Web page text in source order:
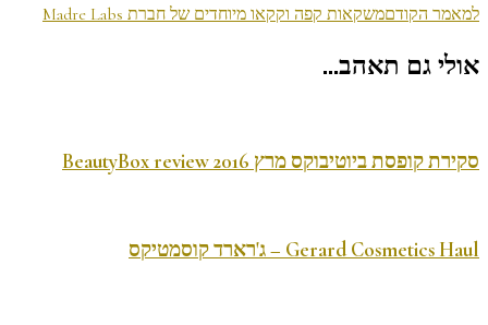
ניווט
בפוסטים
למאמר הקודםמשקאות קפה וקקאו מיוחדים של חברת Madre Labs
אולי גם תאהב...
סקירת קופסת ביוטיבוקס מרץ 2016 BeautyBox review
Gerard Cosmetics Haul – ג'רארד קוסמטיקס